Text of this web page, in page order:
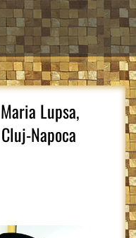
Lupsa,
Napoca